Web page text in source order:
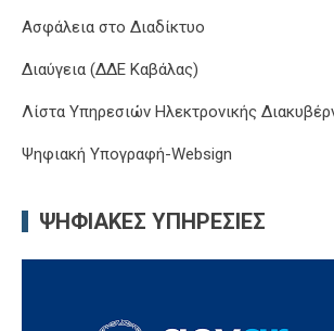
Ασφάλεια στο Διαδίκτυο
Διαύγεια (ΔΔΕ Καβάλας)
Λίστα Υπηρεσιών Ηλεκτρονικής
Ψηφιακή Υπογραφή-Websign
ΨΗΦΙΑΚΈΣ ΥΠΗΡΕΣΊΕΣ